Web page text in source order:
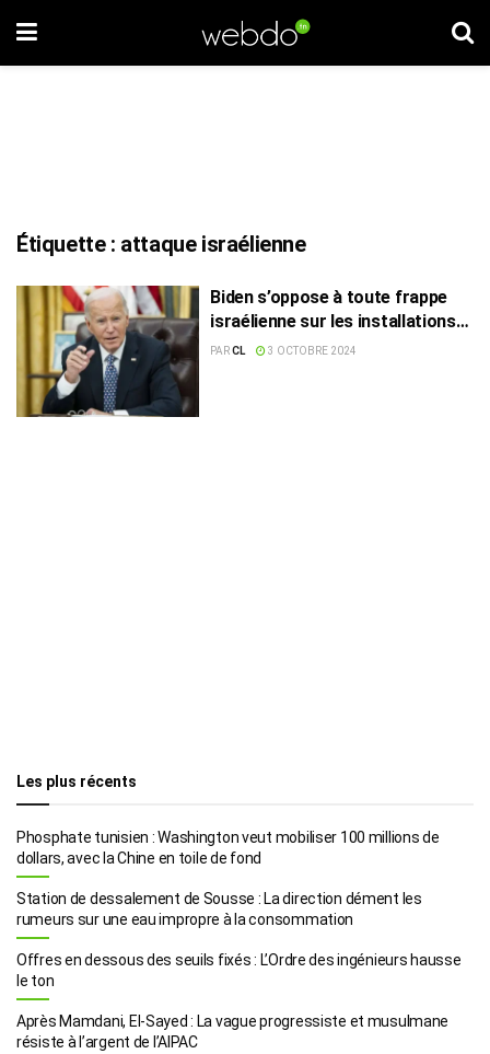
Étiquette : attaque israélienne
Biden s’oppose à toute frappe
israélienne sur les installations
nucléaires iraniens
PARCL 3 OCTOBRE 2024
Les plus récents
Phosphate tunisien : Washington veut mobiliser 100 millions de
dollars, avec la Chine en toile de fond
Station de dessalement de Sousse : La direction dément les
rumeurs sur une eau impropre à la consommation
Offres en dessous des seuils fixés : L’Ordre des ingénieurs hausse
le ton
Après Mamdani, El-Sayed : La vague progressiste et musulmane
résiste à l’argent de l’AIPAC